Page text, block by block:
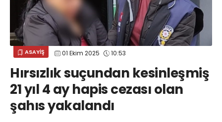
ASAYİŞ 01 Ekim 2025 10:53
Hırsızlık suçundan kesinleşmiş
21 yıl 4 ay hapis cezası olan
şahıs yakalandı
Sağlık
Magazin
Spor
Diğer
Teknoloji
Kültür-Sanat
Röportajlar
Web TV